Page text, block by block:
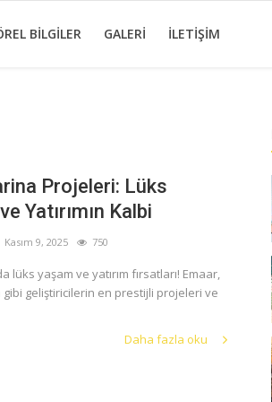
BILGILER GALERI İLETIŞIM
Projeleri: Lüks
Yatırımın Kalbi
9, 2025 750
lüks yaşam ve yatırım fırsatları! Emaar,
gibi geliştiricilerin en prestijli projeleri ve
Daha fazla oku